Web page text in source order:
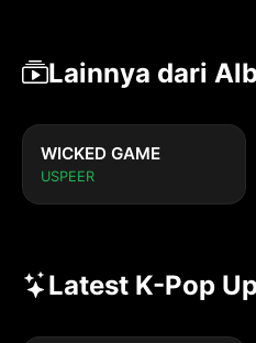
Lainnya dari
WICKED GAME
USPEER
Latest K-Pop